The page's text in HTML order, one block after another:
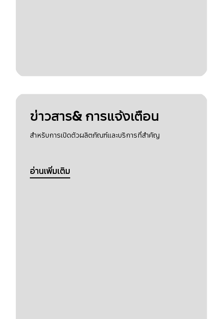
ข่าวสาร& การแจ้งเตือน
สำหรับการเปิดตัวผลิตภัณฑ์และบริการที่สำคัญ
อ่านเพิ่มเติม